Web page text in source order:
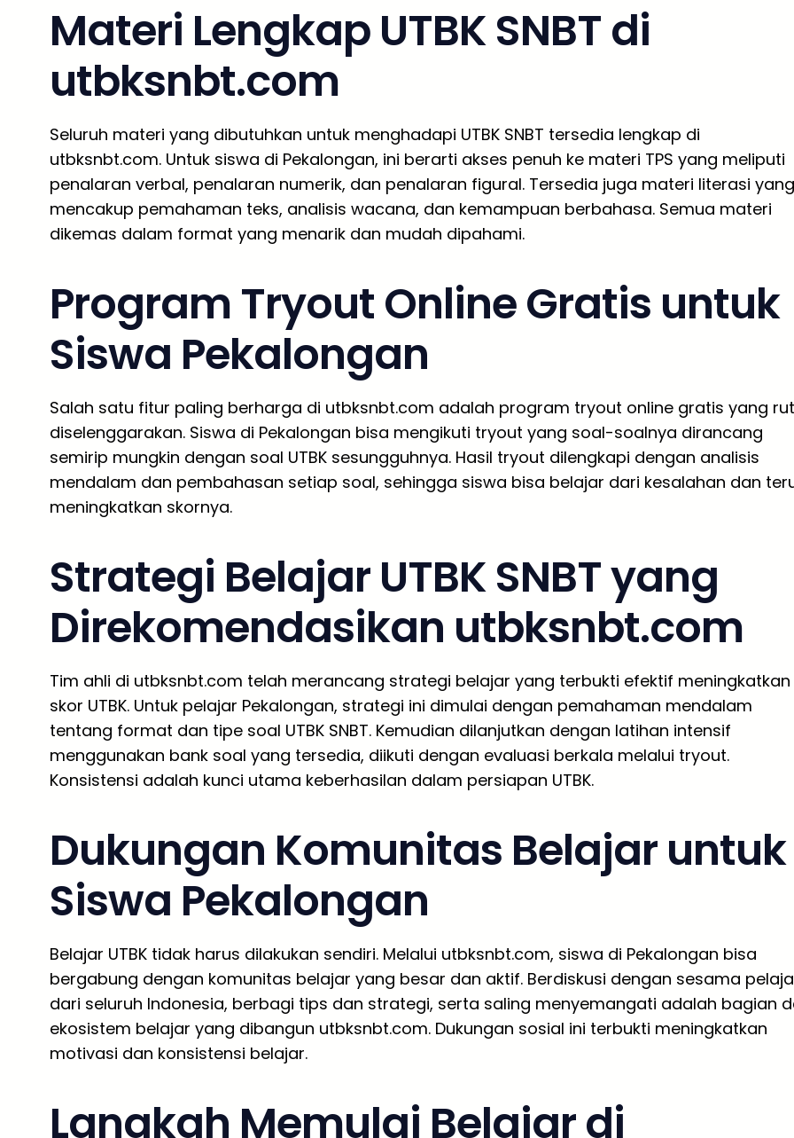
Materi Lengkap UTBK SNBT di
utbksnbt.com
Seluruh materi yang dibutuhkan untuk menghadapi UTBK SNBT tersedia lengkap di
utbksnbt.com. Untuk siswa di Pekalongan, ini berarti akses penuh ke materi TPS yang meliputi
penalaran verbal, penalaran numerik, dan penalaran figural. Tersedia juga materi literasi yang
mencakup pemahaman teks, analisis wacana, dan kemampuan berbahasa. Semua materi
dikemas dalam format yang menarik dan mudah dipahami.
Program Tryout Online Gratis untuk
Siswa Pekalongan
Salah satu fitur paling berharga di utbksnbt.com adalah program tryout online gratis yang
diselenggarakan. Siswa di Pekalongan bisa mengikuti tryout yang soal-soalnya dirancang
semirip mungkin dengan soal UTBK sesungguhnya. Hasil tryout dilengkapi dengan analisis
mendalam dan pembahasan setiap soal, sehingga siswa bisa belajar dari kesalahan dan
meningkatkan skornya.
Strategi Belajar UTBK SNBT yang
Direkomendasikan utbksnbt.com
Tim ahli di utbksnbt.com telah merancang strategi belajar yang terbukti efektif meningkatkan
skor UTBK. Untuk pelajar Pekalongan, strategi ini dimulai dengan pemahaman mendalam
tentang format dan tipe soal UTBK SNBT. Kemudian dilanjutkan dengan latihan intensif
menggunakan bank soal yang tersedia, diikuti dengan evaluasi berkala melalui tryout.
Konsistensi adalah kunci utama keberhasilan dalam persiapan UTBK.
Dukungan Komunitas Belajar untuk
Siswa Pekalongan
Belajar UTBK tidak harus dilakukan sendiri. Melalui utbksnbt.com, siswa di Pekalongan bisa
bergabung dengan komunitas belajar yang besar dan aktif. Berdiskusi dengan sesama
dari seluruh Indonesia, berbagi tips dan strategi, serta saling menyemangati adalah bagian
ekosistem belajar yang dibangun utbksnbt.com. Dukungan sosial ini terbukti meningkatkan
motivasi dan konsistensi belajar.
Langkah Memulai Belajar di